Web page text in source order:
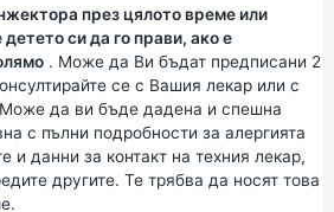
през цялото време или
си да го прави, ако е
. Може да Ви бъдат предписани 2
се с Вашия лекар или с
да ви бъде дадена и спешна
с пълни подробности за алергията
и данни за контакт на техния лекар,
другите. Те трябва да носят това